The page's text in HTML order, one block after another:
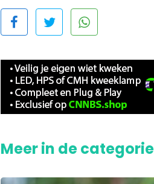
Meer in de